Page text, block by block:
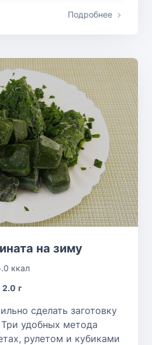
Подробнее
на зиму
ккал
2.0 г
сделать заготовку
удобных метода
рулетом и кубиками